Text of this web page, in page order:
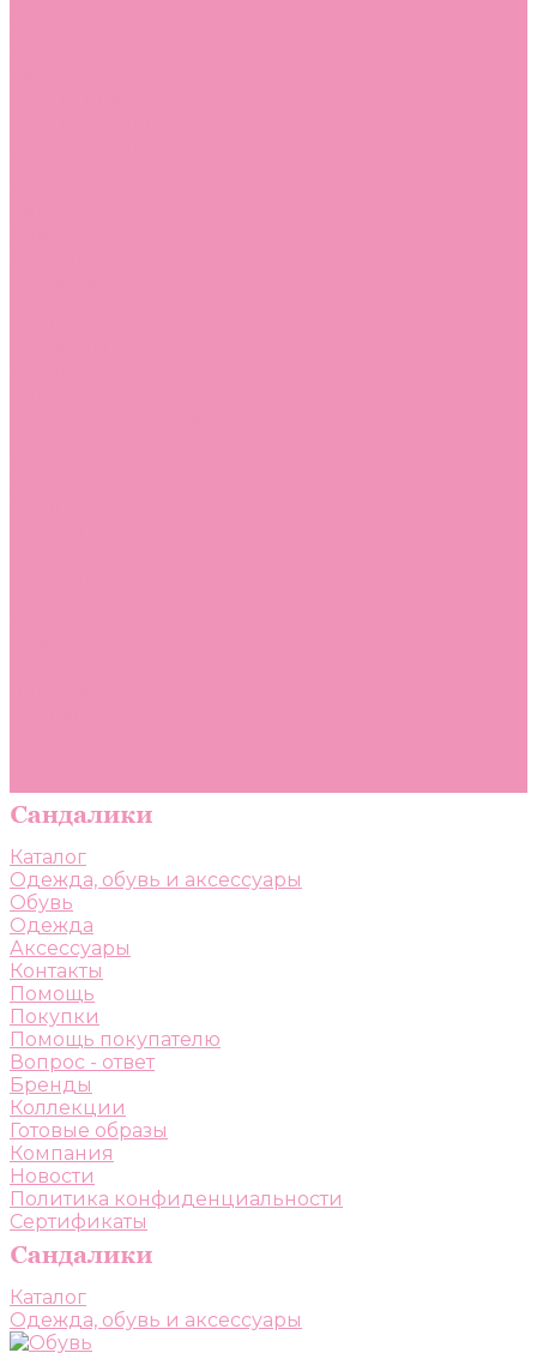
Каталог
Одежда, обувь и аксессуары
Обувь
Одежда
Аксессуары
Контакты
Помощь
Покупки
Помощь покупателю
Вопрос - ответ
Бренды
Коллекции
Готовые образы
Компания
Новости
Политика конфиденциальности
Сертификаты
Каталог
Одежда, обувь и аксессуары